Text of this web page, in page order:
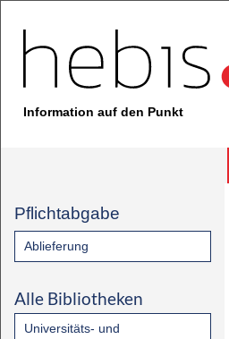
Information auf den Punkt
Pflichtabgabe
Ablieferung
Alle Bibliotheken
Universitäts- und